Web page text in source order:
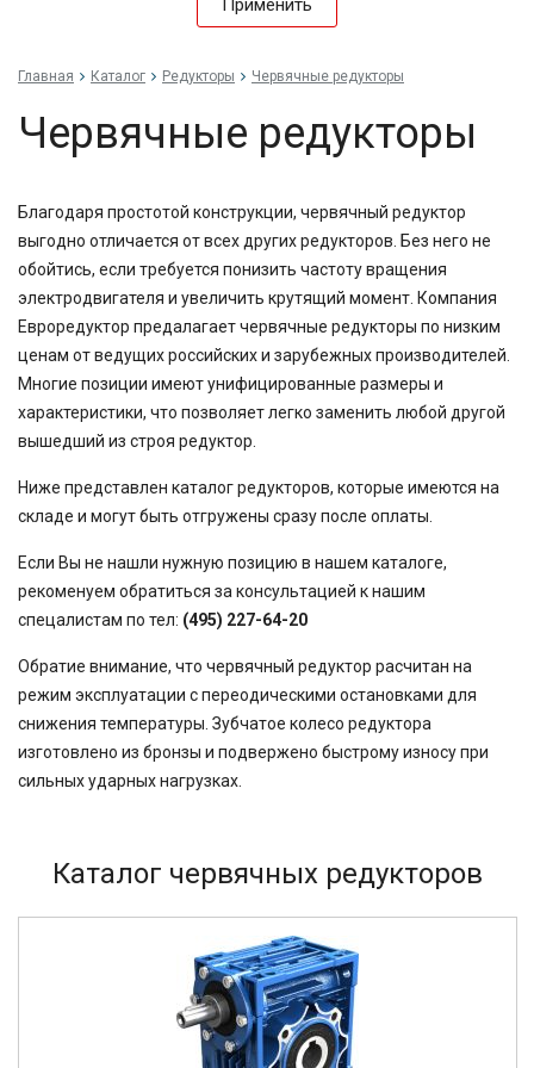
18,6
20,9
23,8
25
26,8
29,88
30
30,3
38,5
40
41,74
47,58
48,08
50
52
63
80,2
81,64
81,92
83,15
124,97
Применить
Главная Каталог Редукторы Червячные редукторы
Червячные редукторы
Благодаря простотой конструкции, червячный редуктор
выгодно отличается от всех других редукторов. Без него не
обойтись, если требуется понизить частоту вращения
электродвигателя и увеличить крутящий момент. Компания
Евроредуктор предалагает червячные редукторы по низким
ценам от ведущих российских и зарубежных производителей.
Многие позиции имеют унифицированные размеры и
характеристики, что позволяет легко заменить любой другой
вышедший из строя редуктор.
Ниже представлен каталог редукторов, которые имеются на
складе и могут быть отгружены сразу после оплаты.
Если Вы не нашли нужную позицию в нашем каталоге,
рекоменуем обратиться за консультацией к нашим
спецалистам по тел: (495) 227-64-20
Обратие внимание, что червячный редуктор расчитан на
режим эксплуатации с переодическими остановками для
снижения температуры. Зубчатое колесо редуктора
изготовлено из бронзы и подвержено быстрому износу при
сильных ударных нагрузках.
Каталог червячных редукторов